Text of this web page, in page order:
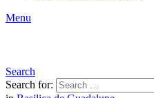
Menu
Search
Search for: